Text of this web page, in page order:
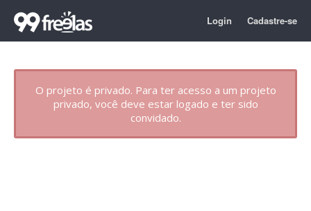
Login Cadastre-se
O projeto é privado. Para ter acesso a um projeto
privado, você deve estar logado e ter sido
convidado.